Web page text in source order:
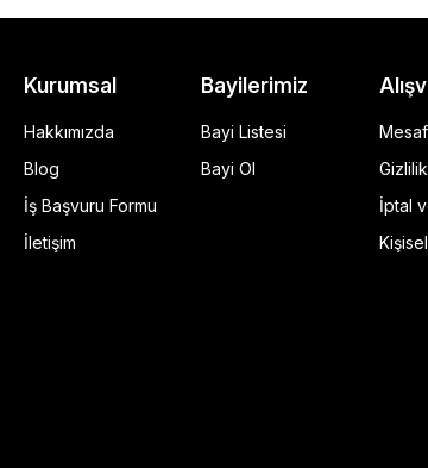
GP Kompozit Universal 45 lt Plastik
Kurumsal
Hakkımızda
Blog
İş Başvuru Formu
İletişim
Bayilerimiz
Bayi Listesi
Bayi Ol
İptal